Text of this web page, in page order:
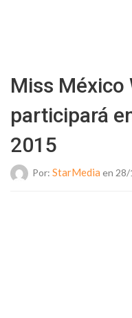
Miss México
participará
2015
Por: StarMedia en